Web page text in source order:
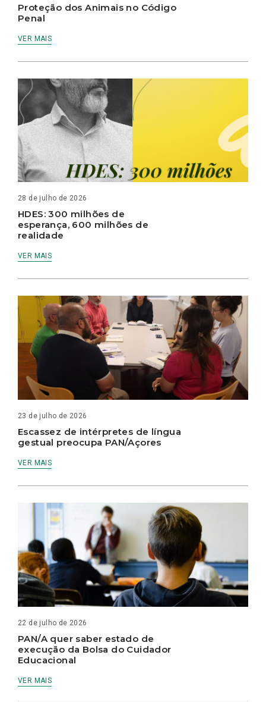
Proteção dos Animais no Código
Penal
VER MAIS
28 de julho de 2026
HDES: 300 milhões de
esperança, 600 milhões de
realidade
VER MAIS
23 de julho de 2026
Escassez de intérpretes de língua
gestual preocupa PAN/Açores
VER MAIS
22 de julho de 2026
PAN/A quer saber estado de
execução da Bolsa do Cuidador
Educacional
VER MAIS